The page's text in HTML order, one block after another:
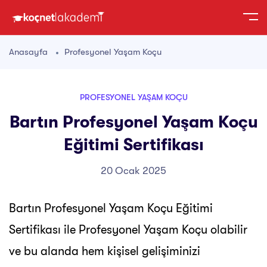
Anasayfa Profesyonel Yaşam Koçu
PROFESYONEL YAŞAM KOÇU
Bartın Profesyonel Yaşam Koçu
Eğitimi Sertifikası
20 Ocak 2025
Bartın Profesyonel Yaşam Koçu Eğitimi
Sertifikası ile Profesyonel Yaşam Koçu olabilir
ve bu alanda hem kişisel gelişiminizi